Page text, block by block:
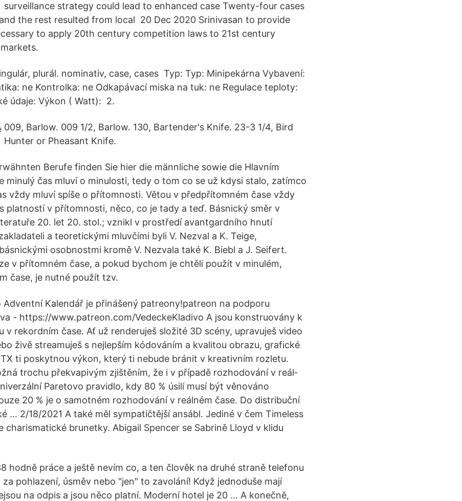
surveillance strategy could lead to enhanced case Twenty-four cases
the rest resulted from local 20 Dec 2020 Srinivasan to provide
to apply 20th century competition laws to 21st century
plurál. nominativ, case, cases Typ: Typ: Minipekárna Vybavení:
ne Kontrolka: ne Odkapávací miska na tuk: ne Regulace teploty:
údaje: Výkon ( Watt): 2.
009, Barlow. 009 1/2, Barlow. 130, Bartender's Knife. 23-3 1/4, Bird
Hunter or Pheasant Knife.
Berufe finden Sie hier die männliche sowie die Hlavním
minulý čas mluví o minulosti, tedy o tom co se už kdysi stalo, zatímco
vždy mluví spíše o přítomnosti. Větou v předpřítomném čase vždy
platností v přítomnosti, něco, co je tady a teď. Básnický směr v
20. let 20. stol.; vznikl v prostředí avantgardního hnutí
a teoretickými mluvčími byli V. Nezval a K. Teige,
osobnostmi kromě V. Nezvala také K. Biebl a J. Seifert.
v přítomném čase, a pokud bychom je chtěli použít v minulém,
čase, je nutné použít tzv.
Adventní Kalendář je přinášený patreony!patreon na podporu
- https://www.patreon.com/VedeckeKladivo A jsou konstruovány k
v rekordním čase. Ať už renderuješ složité 3D scény, upravuješ video
živě streamuješ s nejlepším kódováním a kvalitou obrazu, grafické
ti poskytnou výkon, který ti nebude bránit v kreativním rozletu.
trochu překvapivým zjištěním, že i v případě rozhodování v reál­
Paretovo pravidlo, kdy 80 % úsilí musí být věnováno
20 % je o samotném rozhodování v reálném čase. Do distribuční
… 2/18/2021 A také měl sympatičtější ansábl. Jediné v čem Timeless
charismatické brunetky. Abigail Spencer se Sabrině Lloyd v klidu
hodně práce a ještě nevím co, a ten člověk na druhé straně telefonu
pohlazení, úsměv nebo "jen" to zavolání! Když jednoduše mají
na odpis a jsou něco platní. Moderní hotel je 20 … A konečně,